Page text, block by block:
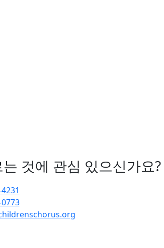
것에 관심 있으신가요?